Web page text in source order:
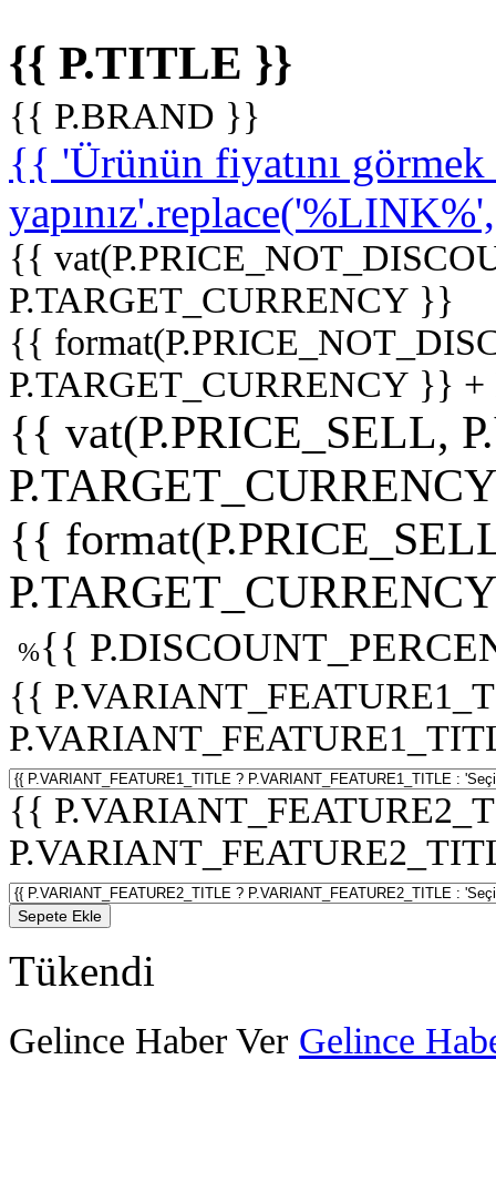
{{ P.TITLE }}
{{ P.BRAND }}
{{ 'Ürünün fiyatını
{{
P.TARGET_CURRENCY }}
{{
P.TARGET_CURRENCY }}
{{ vat(P.PRICE_SELL,
{{
%{{
{{
{{
Sepete Ekle
Tükendi
Gelince Haber Ver Gelince